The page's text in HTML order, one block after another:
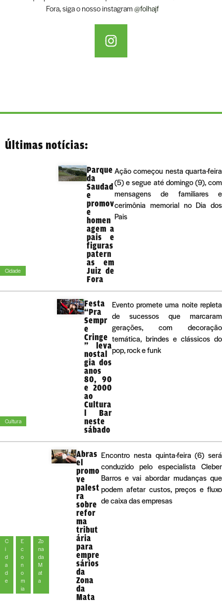
Fora, siga o nosso instagram@folhajf
Últimas notícias:
Cidade
Parque
da
Saudad
e
promov
e
homen
agem a
pais e
figuras
patern
as em
Juiz de
Fora
Ação começou nesta quarta-feira
(5) e segue até domingo (9), com
mensagens de familiares e
cerimônia memorial no Dia dos
Pais
Cultura
Festa
“Pra
Sempr
e
Cringe
” leva
nostal
gia dos
anos
80, 90
e 2000
ao
Cultura
l Bar
neste
sábado
Evento promete uma noite repleta
de sucessos que marcaram
gerações, com decoração
temática, brindes e clássicos do
pop, rock e funk
C
i
d
a
d
e
E
c
o
n
o
m
ia
Zo
na
da
M
at
a
Abras
el
promo
ve
palest
ra
sobre
refor
ma
tribut
ária
para
empre
sários
da
Zona
da
Mata
Encontro nesta quinta-feira (6) será
conduzido pelo especialista Cleber
Barros e vai abordar mudanças que
podem afetar custos, preços e fluxo
de caixa das empresas